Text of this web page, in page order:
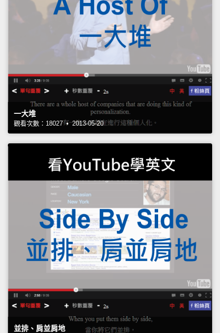
一大堆
觀看次數：18027 • 2013-05-20
並排、肩並肩地